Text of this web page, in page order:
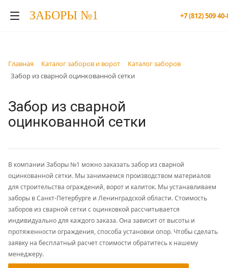
ЗАБОРЫ №1 +7 (812) 509
Главная Каталог заборов и ворот
Каталог заборов
Забор из сварной оцинкованной сетки
Забор из сварной
оцинкованной сетки
В компании Заборы №1 можно заказать забор из сварной
оцинкованной сетки. Мы занимаемся производством материалов
для строительства ограждений, ворот и калиток. Мы устанавливаем
заборы в Санкт-Петербурге и Ленинградской области. Стоимость
заборов из сварной сетки с оцинковкой рассчитывается
индивидуально для каждого заказа. Она зависит от высоты и
протяженности ограждения, способа установки опор. Чтобы сделать
заявку на бесплатный расчет стоимости обратитесь к нашему
менеджеру.